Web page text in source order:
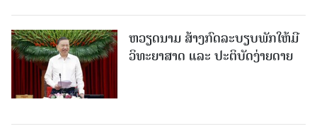
ຫວຽດນາມ ສ້າງກົດລະບຽບພັກໃຫ້ມີ
ວິທະຍາສາດ ແລະ ປະຕິບັດງ່າຍດາຍ